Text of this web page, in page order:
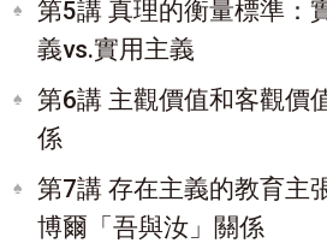
第5講 真理的衡量標準：
義vs.實用主義
第6講 主觀價值和客觀價
係
第7講 存在主義的教育主
博爾「吾與汝」關係